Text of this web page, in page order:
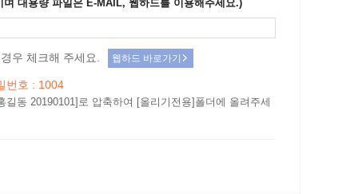
며 대용량 파일은 E-MAIL, 웹하드를 이용해주세요.)
우 체크해 주세요. 웹하드 바로가기
번호 : 1004
길동 20190101]로 압축하여 [올리기전용]폴더에 올려주세